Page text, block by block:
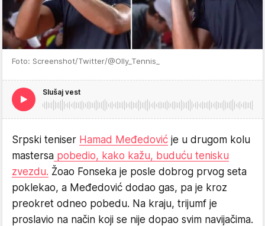
Foto: Screenshot/Twitter/@Olly_Tennis_
Slušaj vest
Srpski teniser Hamad Međedović je u drugom kolu
mastersa pobedio, kako kažu, buduću tenisku
zvezdu. Žoao Fonseka je posle dobrog prvog seta
poklekao, a Međedović dodao gas, pa je kroz
preokret odneo pobedu. Na kraju, trijumf je
proslavio na način koji se nije dopao svim navijačima.